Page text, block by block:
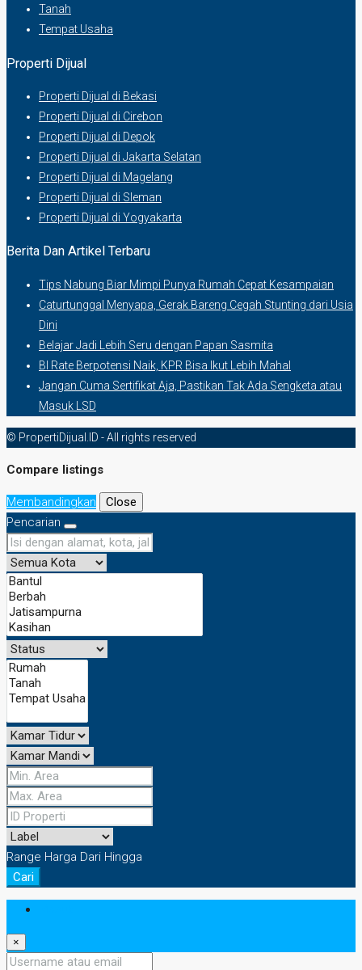
Tanah
Tempat Usaha
Properti Dijual
Properti Dijual di Bekasi
Properti Dijual di Cirebon
Properti Dijual di Depok
Properti Dijual di Jakarta Selatan
Properti Dijual di Magelang
Properti Dijual di Sleman
Properti Dijual di Yogyakarta
Berita Dan Artikel Terbaru
Tips Nabung Biar Mimpi Punya Rumah Cepat Kesampaian
Caturtunggal Menyapa, Gerak Bareng Cegah Stunting dari Usia
Dini
Belajar Jadi Lebih Seru dengan Papan Sasmita
BI Rate Berpotensi Naik, KPR Bisa Ikut Lebih Mahal
Jangan Cuma Sertifikat Aja, Pastikan Tak Ada Sengketa atau
Masuk LSD
© PropertiDijual.ID - All rights reserved
Compare listings
Membandingkan
Close
Pencarian
Range Harga Dari Hingga
Cari
×